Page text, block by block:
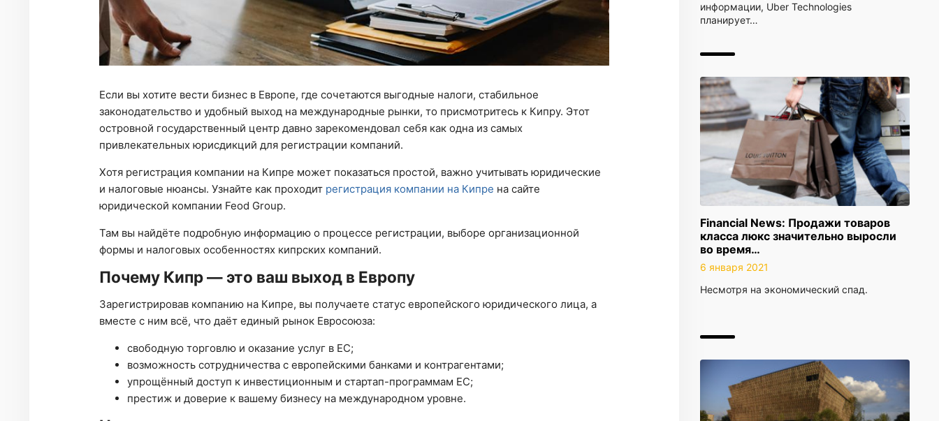
информации, Uber Technologies
планирует…
Financial News: Продажи товаров
класса люкс значительно выросли
во время…
6 января 2021
Несмотря на экономический спад.
Если вы хотите вести бизнес в Европе, где сочетаются выгодные налоги, стабильное
законодательство и удобный выход на международные рынки, то присмотритесь к Кипру. Этот
островной государственный центр давно зарекомендовал себя как одна из самых
привлекательных юрисдикций для регистрации компаний.
Хотя регистрация компании на Кипре может показаться простой, важно учитывать юридические
и налоговые нюансы. Узнайте как проходит регистрация компании на Кипре на сайте
юридической компании Feod Group.
Там вы найдёте подробную информацию о процессе регистрации, выборе организационной
формы и налоговых особенностях кипрских компаний.
Почему Кипр — это ваш выход в Европу
Зарегистрировав компанию на Кипре, вы получаете статус европейского юридического лица, а
вместе с ним всё, что даёт единый рынок Евросоюза:
свободную торговлю и оказание услуг в ЕС;
возможность сотрудничества с европейскими банками и контрагентами;
упрощённый доступ к инвестиционным и стартап-программам ЕС;
престиж и доверие к вашему бизнесу на международном уровне.